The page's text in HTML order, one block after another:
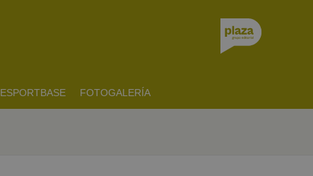
ESPORTBASE FOTOGALERÍA